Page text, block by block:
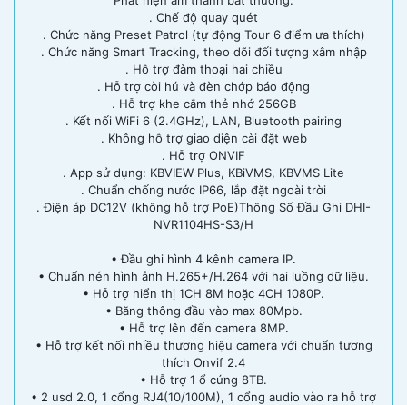
. Chế độ quay quét
. Chức năng Preset Patrol (tự động Tour 6 điểm ưa thích)
. Chức năng Smart Tracking, theo dõi đối tượng xâm nhập
. Hỗ trợ đàm thoại hai chiều
. Hỗ trợ còi hú và đèn chớp báo động
. Hỗ trợ khe cắm thẻ nhớ 256GB
. Kết nối WiFi 6 (2.4GHz), LAN, Bluetooth pairing
. Không hỗ trợ giao diện cài đặt web
. Hỗ trợ ONVIF
. App sử dụng: KBVIEW Plus, KBiVMS, KBVMS Lite
. Chuẩn chống nước IP66, lắp đặt ngoài trời
. Điện áp DC12V (không hỗ trợ PoE)Thông Số Đầu Ghi DHI-
NVR1104HS-S3/H
• Đầu ghi hình 4 kênh camera IP.
• Chuẩn nén hình ảnh H.265+/H.264 với hai luồng dữ liệu.
• Hỗ trợ hiển thị 1CH 8M hoặc 4CH 1080P.
• Băng thông đầu vào max 80Mpb.
• Hỗ trợ lên đến camera 8MP.
• Hỗ trợ kết nối nhiều thương hiệu camera với chuẩn tương
thích Onvif 2.4
• Hỗ trợ 1 ổ cứng 8TB.
• 2 usd 2.0, 1 cổng RJ4(10/100M), 1 cổng audio vào ra hỗ trợ